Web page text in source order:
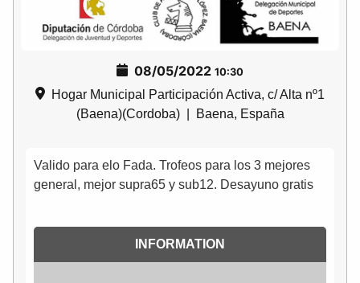
08/05/2022 10:30
Hogar Municipal Participación Activa, c/ Alta nº1
(Baena)(Cordoba)
Baena, España
Valido para elo Fada. Trofeos para los 3 mejores
general, mejor supra65 y sub12. Desayuno gratis
INFORMATION